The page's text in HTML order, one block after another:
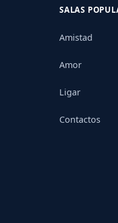
SALAS
Amistad
Amor
Ligar
Contactos